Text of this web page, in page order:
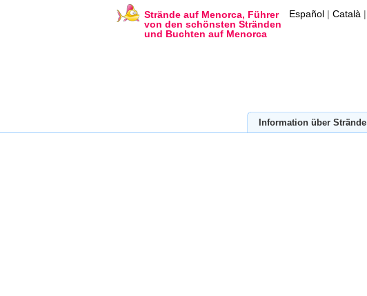
Strände auf Menorca, Führer
von den schönsten Stränden
und Buchten auf Menorca
Español Català
Information über Strände